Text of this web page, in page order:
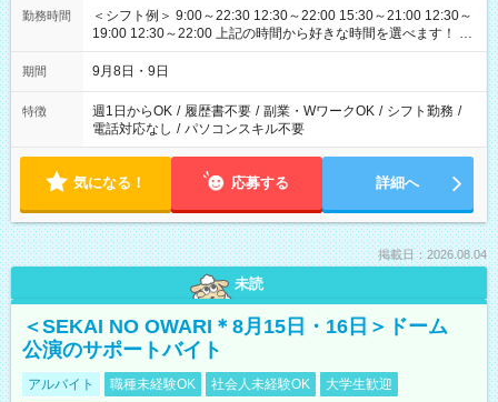
勤務時間
＜シフト例＞ 9:00～22:30 12:30～22:00 15:30～21:00 12:30～
19:00 12:30～22:00 上記の時間から好きな時間を選べます！ ※
時間は変更となる可能性があります
期間 9月8日・9日
特徴 週1日からOK / 履歴書不要 / 副業・WワークOK / シフト勤務 /
電話対応なし / パソコンスキル不要
気になる！ 応募する 詳細へ
掲載日：2026.08.04
未読
＜SEKAI NO OWARI＊8月15日・16日＞ドーム
公演のサポートバイト
アルバイト 職種未経験OK 社会人未経験OK
大学生歓迎